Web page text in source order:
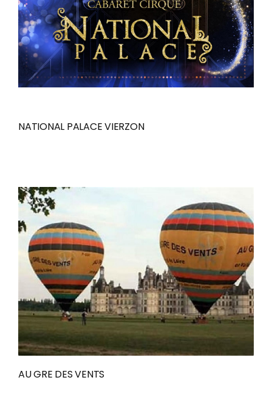
NATIONAL PALACE VIERZON
AU GRE DES VENTS